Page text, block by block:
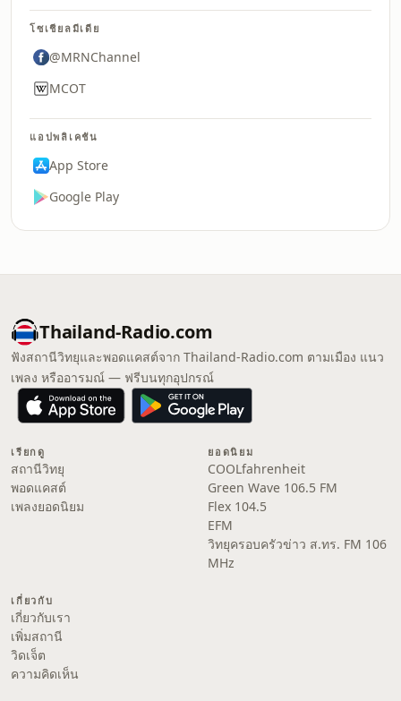
โซเชียลมีเดีย
@MRNChannel
MCOT
แอปพลิเคชัน
App Store
Google Play
Thailand-Radio.com
ฟังสถานีวิทยุและพอดแคสต์จาก Thailand-Radio.com ตามเมือง แนว
เพลง หรืออารมณ์ — ฟรีบนทุกอุปกรณ์
เรียกดู
สถานีวิทยุ
พอดแคสต์
เพลงยอดนิยม
ยอดนิยม
COOLfahrenheit
Green Wave 106.5 FM
Flex 104.5
EFM
วิทยุครอบครัวข่าว ส.ทร. FM 106
MHz
เกี่ยวกับ
เกี่ยวกับเรา
เพิ่มสถานี
วิดเจ็ต
ความคิดเห็น